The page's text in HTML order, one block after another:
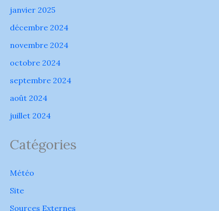
janvier 2025
décembre 2024
novembre 2024
octobre 2024
septembre 2024
août 2024
juillet 2024
Catégories
Météo
Site
Sources Externes